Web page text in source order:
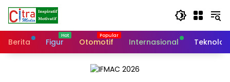
Langsung
konten
Berita
Figur Otomotif Internasional